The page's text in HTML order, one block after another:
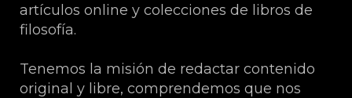
artículos online y colecciones de libros de
filosofía.
Tenemos la misión de redactar contenido
original y libre, comprendemos que nos